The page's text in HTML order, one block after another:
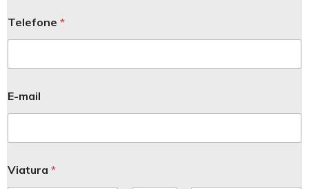
Telefone *
E-mail
Viatura *